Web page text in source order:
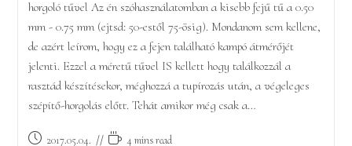
horgoló tűvel Az én szóhasználatomban a kisebb fejű tű a 0.50
mm - 0.75 mm (ejtsd: 50-estől 75-ösig). Mondanom sem kellene,
de azért leírom, hogy ez a fejen található kampó átmérőjét
jelenti. Ezzel a méretű tűvel IS kellett hogy találkozzál a
rasztád készítésekor, méghozzá a tupírozás után, a végeleges
szépítő-horgolás előtt. Tehát amikor még csak a…
Post 2017.05.04. Reading4 mins read